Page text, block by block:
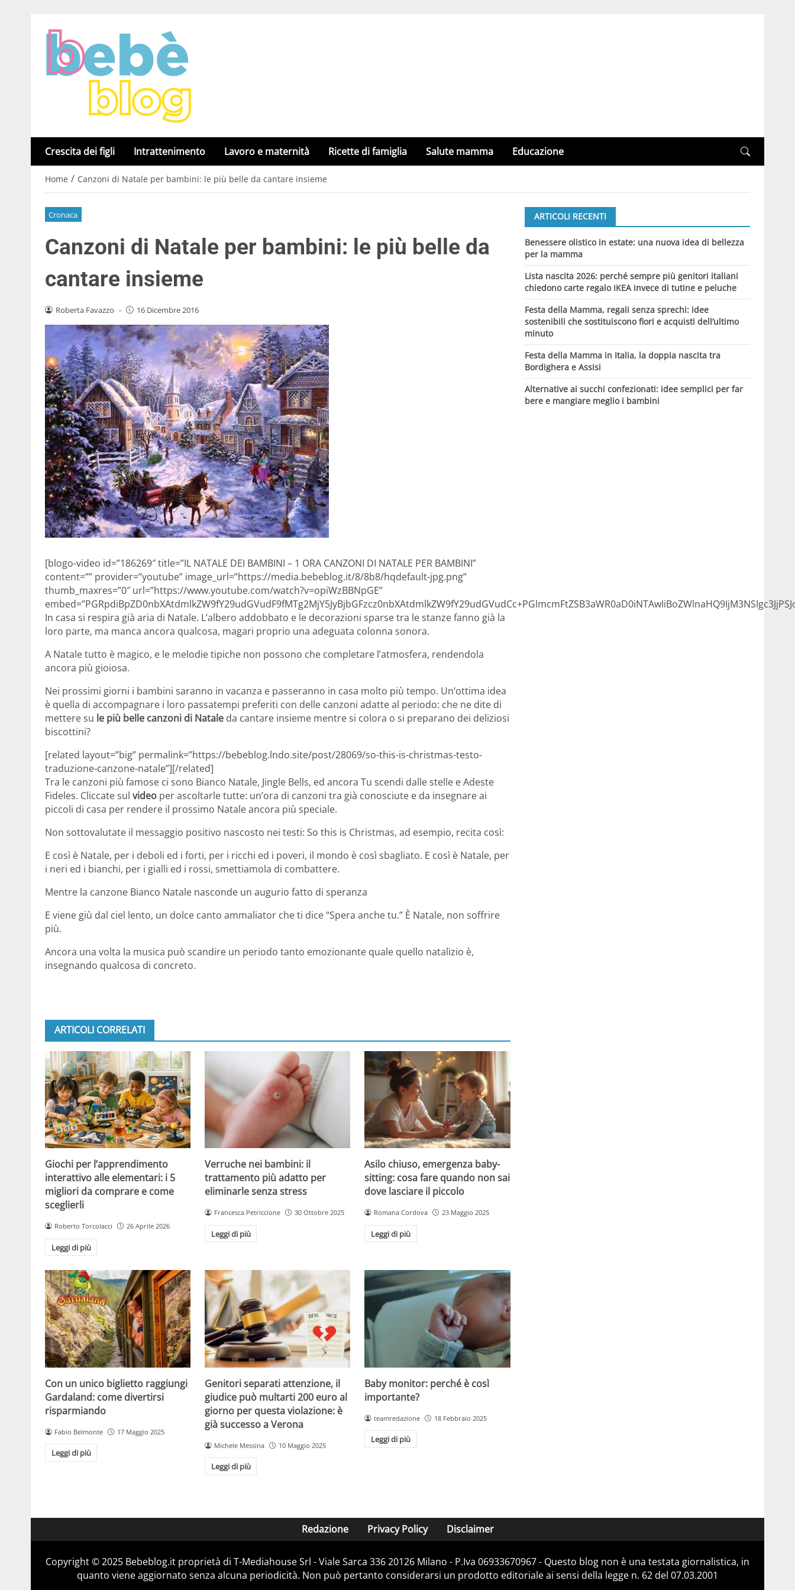
Crescita dei figli Intrattenimento Lavoro e maternità Ricette di famiglia Salute mamma Educazione
Home / Canzoni di Natale per bambini: le più belle da cantare insieme
Cronaca
Canzoni di Natale per bambini: le più belle da
cantare insieme
Roberta Favazzo - 16 Dicembre 2016
[blogo-video id=”186269″ title=”IL NATALE DEI BAMBINI – 1 ORA CANZONI DI NATALE PER BAMBINI”
content=”” provider=”youtube” image_url=”https://media.bebeblog.it/8/8b8/hqdefault-jpg.png”
thumb_maxres=”0″ url=”https://www.youtube.com/watch?v=opiWzBBNpGE”
In casa si respira già aria di Natale. L’albero addobbato e le decorazioni sparse tra le stanze fanno già la
loro parte, ma manca ancora qualcosa, magari proprio una adeguata colonna sonora.
A Natale tutto è magico, e le melodie tipiche non possono che completare l’atmosfera, rendendola
ancora più gioiosa.
Nei prossimi giorni i bambini saranno in vacanza e passeranno in casa molto più tempo. Un’ottima idea
è quella di accompagnare i loro passatempi preferiti con delle canzoni adatte al periodo: che ne dite di
mettere su le più belle canzoni di Natale da cantare insieme mentre si colora o si preparano dei deliziosi
biscottini?
[related layout=”big” permalink=”https://bebeblog.lndo.site/post/28069/so-this-is-christmas-testo-
traduzione-canzone-natale”][/related]
Tra le canzoni più famose ci sono Bianco Natale, Jingle Bells, ed ancora Tu scendi dalle stelle e Adeste
Fideles. Cliccate sul video per ascoltarle tutte: un’ora di canzoni tra già conosciute e da insegnare ai
piccoli di casa per rendere il prossimo Natale ancora più speciale.
Non sottovalutate il messaggio positivo nascosto nei testi: So this is Christmas, ad esempio, recita così:
E così è Natale, per i deboli ed i forti, per i ricchi ed i poveri, il mondo è così sbagliato. E così è Natale, per
i neri ed i bianchi, per i gialli ed i rossi, smettiamola di combattere.
Mentre la canzone Bianco Natale nasconde un augurio fatto di speranza
E viene giù dal ciel lento, un dolce canto ammaliator che ti dice “Spera anche tu.” È Natale, non soffrire
più.
Ancora una volta la musica può scandire un periodo tanto emozionante quale quello natalizio è,
insegnando qualcosa di concreto.
ARTICOLI CORRELATI
Giochi per l’apprendimento
interattivo alle elementari: i 5
migliori da comprare e come
sceglierli
Roberto Torcolacci 26 Aprile 2026
Leggi di più
Verruche nei bambini: il
trattamento più adatto per
eliminarle senza stress
Francesca Petriccione 30 Ottobre 2025
Leggi di più
Asilo chiuso, emergenza baby-
sitting: cosa fare quando non sai
dove lasciare il piccolo
Romana Cordova 23 Maggio 2025
Leggi di più
Con un unico biglietto raggiungi
Gardaland: come divertirsi
risparmiando
Fabio Belmonte 17 Maggio 2025
Leggi di più
Genitori separati attenzione, il
giudice può multarti 200 euro al
giorno per questa violazione: è
già successo a Verona
Michele Messina 10 Maggio 2025
Leggi di più
Baby monitor: perché è così
importante?
teamredazione 18 Febbraio 2025
Leggi di più
ARTICOLI RECENTI
Benessere olistico in estate: una nuova idea di bellezza
per la mamma
Lista nascita 2026: perché sempre più genitori italiani
chiedono carte regalo IKEA invece di tutine e peluche
Festa della Mamma, regali senza sprechi: idee
sostenibili che sostituiscono fiori e acquisti dell’ultimo
minuto
Festa della Mamma in Italia, la doppia nascita tra
Bordighera e Assisi
Alternative ai succhi confezionati: idee semplici per far
bere e mangiare meglio i bambini
Redazione Privacy Policy Disclaimer
Copyright © 2025 Bebeblog.it proprietà di T-Mediahouse Srl - Viale Sarca 336 20126 Milano - P.Iva 06933670967 - Questo blog non è una testata giornalistica, in
quanto viene aggiornato senza alcuna periodicità. Non può pertanto considerarsi un prodotto editoriale ai sensi della legge n. 62 del 07.03.2001